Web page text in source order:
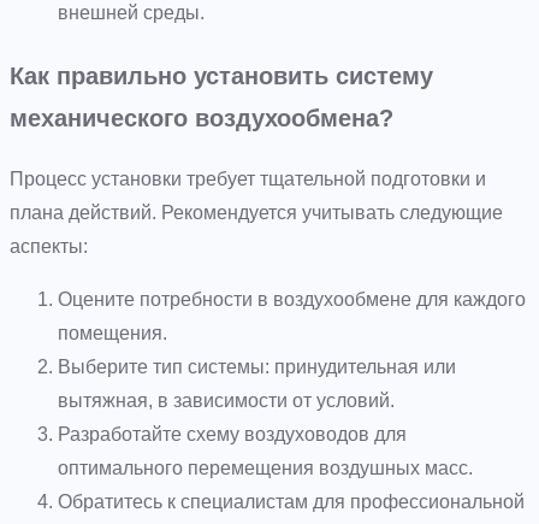
внешней среды.
Как правильно установить систему
механического воздухообмена?
Процесс установки требует тщательной подготовки и
плана действий. Рекомендуется учитывать следующие
аспекты:
Оцените потребности в воздухообмене для каждого
помещения.
Выберите тип системы: принудительная или
вытяжная, в зависимости от условий.
Разработайте схему воздуховодов для
оптимального перемещения воздушных масс.
Обратитесь к специалистам для профессиональной